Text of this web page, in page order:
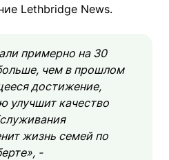
Lethbridge News.
примерно на 30
чем в прошлом
достижение,
улучшит качество
жизнь семей по
-